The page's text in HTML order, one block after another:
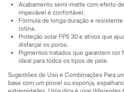
Leggings
Shorts e Bermudas
Tops
Moda íntima
Calcinhas
Cintas e Modeladores
Meias
Sutiãs e Tops
Moda praia
Acabamento semi-matte com efeito
impecável e confortável.
Fórmula de longa duração e
rotina.
Proteção solar FPS 30 e ativos que
disfarçar os poros.
Pigmentos tratados que garantem
ideal para todos os tipos de pele.
Sugestões de Uso e Combinações Para
base com um pincel ou esponja,